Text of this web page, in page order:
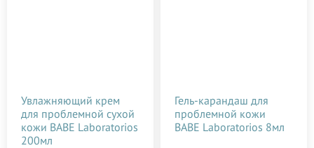
Увлажняющий крем
для проблемной сухой
кожи BABE Laboratorios
200мл
Гель-карандаш для
проблемной кожи
BABE Laboratorios 8мл